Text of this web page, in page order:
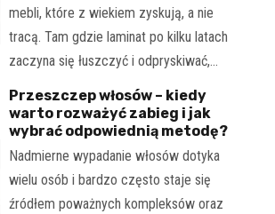
mebli, które z wiekiem zyskują, a nie
tracą. Tam gdzie laminat po kilku latach
zaczyna się łuszczyć i odpryskiwać,…
Przeszczep włosów – kiedy
warto rozważyć zabieg i jak
wybrać odpowiednią metodę?
Nadmierne wypadanie włosów dotyka
wielu osób i bardzo często staje się
źródłem poważnych kompleksów oraz